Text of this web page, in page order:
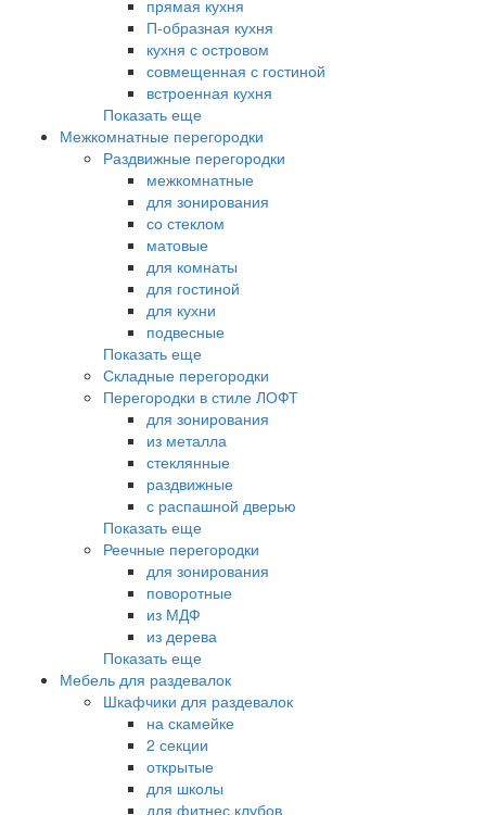
прямая кухня
П-образная кухня
кухня с островом
совмещенная с гостиной
встроенная кухня
Показать еще
Межкомнатные перегородки
Раздвижные перегородки
межкомнатные
для зонирования
со стеклом
матовые
для комнаты
для гостиной
для кухни
подвесные
Показать еще
Складные перегородки
Перегородки в стиле ЛОФТ
для зонирования
из металла
стеклянные
раздвижные
с распашной дверью
Показать еще
Реечные перегородки
для зонирования
поворотные
из МДФ
из дерева
Показать еще
Мебель для раздевалок
Шкафчики для раздевалок
на скамейке
2 секции
открытые
для школы
для фитнес клубов